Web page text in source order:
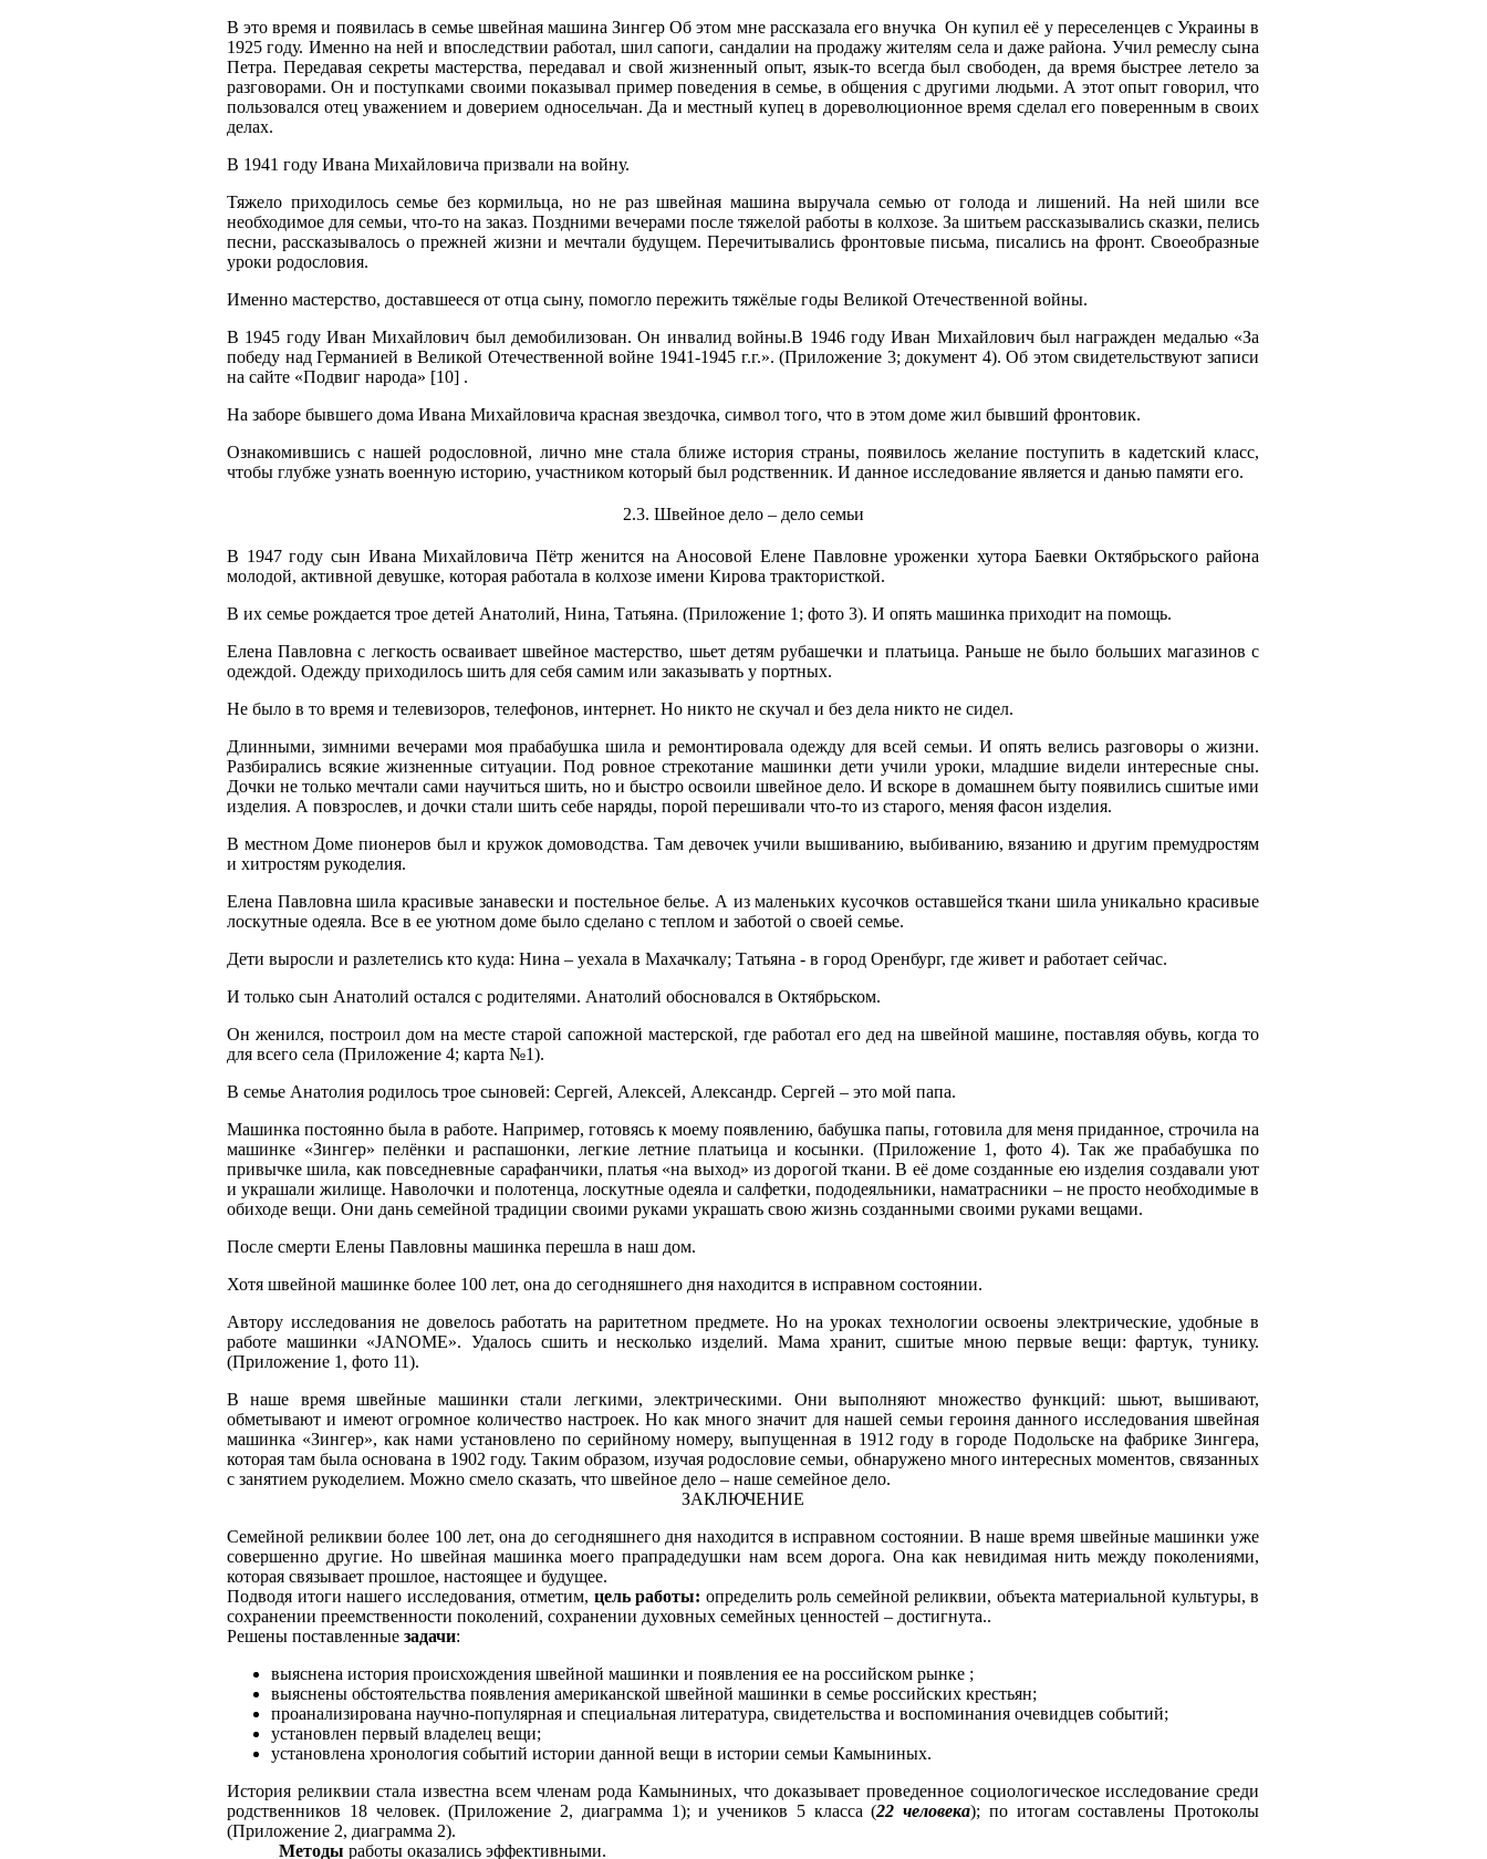
В это время и появилась в семье швейная машина Зингер Об этом мне рассказала его внучка Он купил её у переселенцев с Украины в
1925 году. Именно на ней и впоследствии работал, шил сапоги, сандалии на продажу жителям села и даже района. Учил ремеслу сына
Петра. Передавая секреты мастерства, передавал и свой жизненный опыт, язык-то всегда был свободен, да время быстрее летело за
разговорами. Он и поступками своими показывал пример поведения в семье, в общения с другими людьми. А этот опыт говорил, что
пользовался отец уважением и доверием односельчан. Да и местный купец в дореволюционное время сделал его поверенным в своих
делах.
В 1941 году Ивана Михайловича призвали на войну.
Тяжело приходилось семье без кормильца, но не раз швейная машина выручала семью от голода и лишений. На ней шили все
необходимое для семьи, что-то на заказ. Поздними вечерами после тяжелой работы в колхозе. За шитьем рассказывались сказки, пелись
песни, рассказывалось о прежней жизни и мечтали будущем. Перечитывались фронтовые письма, писались на фронт. Своеобразные
уроки родословия.
Именно мастерство, доставшееся от отца сыну, помогло пережить тяжёлые годы Великой Отечественной войны.
В 1945 году Иван Михайлович был демобилизован. Он инвалид войны.В 1946 году Иван Михайлович был награжден медалью «За
победу над Германией в Великой Отечественной войне 1941-1945 г.г.». (Приложение 3; документ 4). Об этом свидетельствуют записи
на сайте «Подвиг народа» [10] .
На заборе бывшего дома Ивана Михайловича красная звездочка, символ того, что в этом доме жил бывший фронтовик.
Ознакомившись с нашей родословной, лично мне стала ближе история страны, появилось желание поступить в кадетский класс,
чтобы глубже узнать военную историю, участником который был родственник. И данное исследование является и данью памяти его.
2.3. Швейное дело – дело семьи
В 1947 году сын Ивана Михайловича Пётр женится на Аносовой Елене Павловне уроженки хутора Баевки Октябрьского района
молодой, активной девушке, которая работала в колхозе имени Кирова трактористкой.
В их семье рождается трое детей Анатолий, Нина, Татьяна. (Приложение 1; фото 3). И опять машинка приходит на помощь.
Елена Павловна с легкость осваивает швейное мастерство, шьет детям рубашечки и платьица. Раньше не было больших магазинов с
одеждой. Одежду приходилось шить для себя самим или заказывать у портных.
Не было в то время и телевизоров, телефонов, интернет. Но никто не скучал и без дела никто не сидел.
Длинными, зимними вечерами моя прабабушка шила и ремонтировала одежду для всей семьи. И опять велись разговоры о жизни.
Разбирались всякие жизненные ситуации. Под ровное стрекотание машинки дети учили уроки, младшие видели интересные сны.
Дочки не только мечтали сами научиться шить, но и быстро освоили швейное дело. И вскоре в домашнем быту появились сшитые ими
изделия. А повзрослев, и дочки стали шить себе наряды, порой перешивали что-то из старого, меняя фасон изделия.
В местном Доме пионеров был и кружок домоводства. Там девочек учили вышиванию, выбиванию, вязанию и другим премудростям
и хитростям рукоделия.
Елена Павловна шила красивые занавески и постельное белье. А из маленьких кусочков оставшейся ткани шила уникально красивые
лоскутные одеяла. Все в ее уютном доме было сделано с теплом и заботой о своей семье.
Дети выросли и разлетелись кто куда: Нина – уехала в Махачкалу; Татьяна - в город Оренбург, где живет и работает сейчас.
И только сын Анатолий остался с родителями. Анатолий обосновался в Октябрьском.
Он женился, построил дом на месте старой сапожной мастерской, где работал его дед на швейной машине, поставляя обувь, когда то
для всего села (Приложение 4; карта №1).
В семье Анатолия родилось трое сыновей: Сергей, Алексей, Александр. Сергей – это мой папа.
Машинка постоянно была в работе. Например, готовясь к моему появлению, бабушка папы, готовила для меня приданное, строчила на
машинке «Зингер» пелёнки и распашонки, легкие летние платьица и косынки. (Приложение 1, фото 4). Так же прабабушка по
привычке шила, как повседневные сарафанчики, платья «на выход» из дорогой ткани. В её доме созданные ею изделия создавали уют
и украшали жилище. Наволочки и полотенца, лоскутные одеяла и салфетки, пододеяльники, наматрасники – не просто необходимые в
обиходе вещи. Они дань семейной традиции своими руками украшать свою жизнь созданными своими руками вещами.
После смерти Елены Павловны машинка перешла в наш дом.
Хотя швейной машинке более 100 лет, она до сегодняшнего дня находится в исправном состоянии.
Автору исследования не довелось работать на раритетном предмете. Но на уроках технологии освоены электрические, удобные в
работе машинки «JANOME». Удалось сшить и несколько изделий. Мама хранит, сшитые мною первые вещи: фартук, тунику.
(Приложение 1, фото 11).
В наше время швейные машинки стали легкими, электрическими. Они выполняют множество функций: шьют, вышивают,
обметывают и имеют огромное количество настроек. Но как много значит для нашей семьи героиня данного исследования швейная
машинка «Зингер», как нами установлено по серийному номеру, выпущенная в 1912 году в городе Подольске на фабрике Зингера,
которая там была основана в 1902 году. Таким образом, изучая родословие семьи, обнаружено много интересных моментов, связанных
с занятием рукоделием. Можно смело сказать, что швейное дело – наше семейное дело.
ЗАКЛЮЧЕНИЕ
Семейной реликвии более 100 лет, она до сегодняшнего дня находится в исправном состоянии. В наше время швейные машинки уже
совершенно другие. Но швейная машинка моего прапрадедушки нам всем дорога. Она как невидимая нить между поколениями,
которая связывает прошлое, настоящее и будущее.
Подводя итоги нашего исследования, отметим, цель работы: определить роль семейной реликвии, объекта материальной культуры, в
сохранении преемственности поколений, сохранении духовных семейных ценностей – достигнута..
Решены поставленные задачи:
выяснена история происхождения швейной машинки и появления ее на российском рынке ;
выяснены обстоятельства появления американской швейной машинки в семье российских крестьян;
проанализирована научно-популярная и специальная литература, свидетельства и воспоминания очевидцев событий;
установлен первый владелец вещи;
установлена хронология событий истории данной вещи в истории семьи Камыниных.
История реликвии стала известна всем членам рода Камыниных, что доказывает проведенное социологическое исследование среди
родственников 18 человек. (Приложение 2, диаграмма 1); и учеников 5 класса (22 человека); по итогам составлены Протоколы
(Приложение 2, диаграмма 2).
Методы работы оказались эффективными.